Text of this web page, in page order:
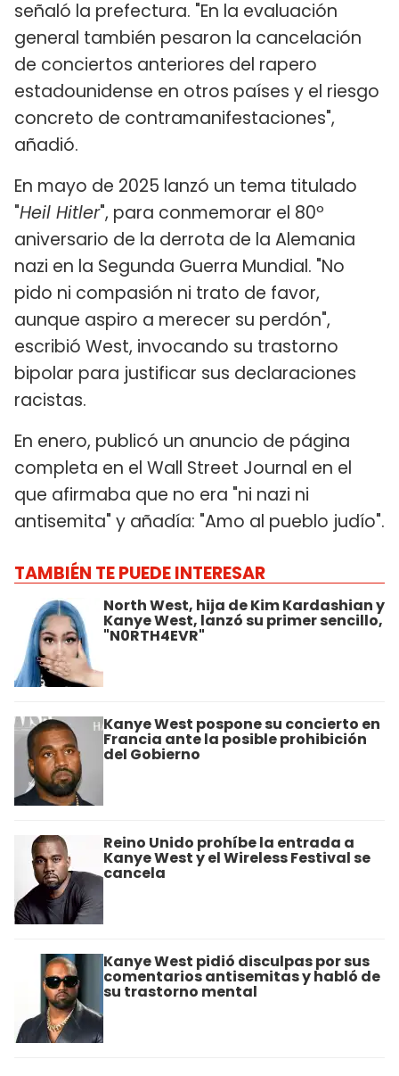
señaló la prefectura. "En la evaluación
general también pesaron la cancelación
de conciertos anteriores del rapero
estadounidense en otros países y el riesgo
concreto de contramanifestaciones",
añadió.
En mayo de 2025 lanzó un tema titulado
"Heil Hitler", para conmemorar el 80º
aniversario de la derrota de la Alemania
nazi en la Segunda Guerra Mundial. "No
pido ni compasión ni trato de favor,
aunque aspiro a merecer su perdón",
escribió West, invocando su trastorno
bipolar para justificar sus declaraciones
racistas.
En enero, publicó un anuncio de página
completa en el Wall Street Journal en el
que afirmaba que no era "ni nazi ni
antisemita" y añadía: "Amo al pueblo judío".
TAMBIÉN TE PUEDE INTERESAR
North West, hija de Kim Kardashian y
Kanye West, lanzó su primer sencillo,
"N0RTH4EVR"
Kanye West pospone su concierto en
Francia ante la posible prohibición
del Gobierno
Reino Unido prohíbe la entrada a
Kanye West y el Wireless Festival se
cancela
Kanye West pidió disculpas por sus
comentarios antisemitas y habló de
su trastorno mental